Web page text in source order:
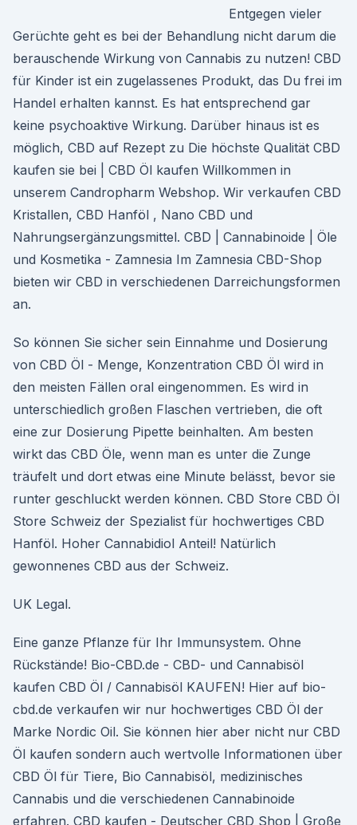
Entgegen vieler
Gerüchte geht es bei der Behandlung nicht darum die
berauschende Wirkung von Cannabis zu nutzen! CBD
für Kinder ist ein zugelassenes Produkt, das Du frei im
Handel erhalten kannst. Es hat entsprechend gar
keine psychoaktive Wirkung. Darüber hinaus ist es
möglich, CBD auf Rezept zu Die höchste Qualität CBD
kaufen sie bei | CBD Öl kaufen Willkommen in
unserem Candropharm Webshop. Wir verkaufen CBD
Kristallen, CBD Hanföl , Nano CBD und
Nahrungsergänzungsmittel. CBD | Cannabinoide | Öle
und Kosmetika - Zamnesia Im Zamnesia CBD-Shop
bieten wir CBD in verschiedenen Darreichungsformen
an.
So können Sie sicher sein Einnahme und Dosierung
von CBD Öl - Menge, Konzentration CBD Öl wird in
den meisten Fällen oral eingenommen. Es wird in
unterschiedlich großen Flaschen vertrieben, die oft
eine zur Dosierung Pipette beinhalten. Am besten
wirkt das CBD Öle, wenn man es unter die Zunge
träufelt und dort etwas eine Minute belässt, bevor sie
runter geschluckt werden können. CBD Store CBD Öl
Store Schweiz der Spezialist für hochwertiges CBD
Hanföl. Hoher Cannabidiol Anteil! Natürlich
gewonnenes CBD aus der Schweiz.
UK Legal.
Eine ganze Pflanze für Ihr Immunsystem. Ohne
Rückstände! Bio-CBD.de - CBD- und Cannabisöl
kaufen CBD Öl / Cannabisöl KAUFEN! Hier auf bio-
cbd.de verkaufen wir nur hochwertiges CBD Öl der
Marke Nordic Oil. Sie können hier aber nicht nur CBD
Öl kaufen sondern auch wertvolle Informationen über
CBD Öl für Tiere, Bio Cannabisöl, medizinisches
Cannabis und die verschiedenen Cannabinoide
erfahren. CBD kaufen - Deutscher CBD Shop | Große